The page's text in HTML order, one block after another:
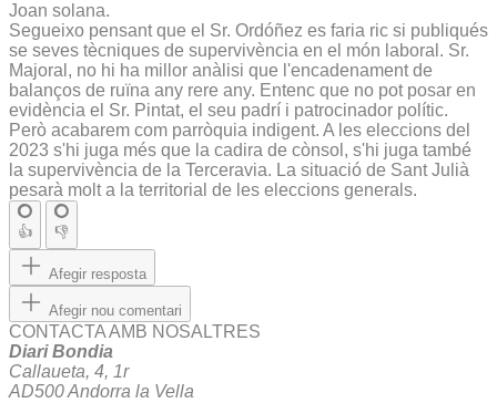
Joan solana.
Segueixo pensant que el Sr. Ordóñez es faria ric si publiqués
se seves tècniques de supervivència en el món laboral. Sr.
Majoral, no hi ha millor anàlisi que l'encadenament de
balanços de ruïna any rere any. Entenc que no pot posar en
evidència el Sr. Pintat, el seu padrí i patrocinador polític.
Però acabarem com parròquia indigent. A les eleccions del
2023 s'hi juga més que la cadira de cònsol, s'hi juga també
la supervivència de la Terceravia. La situació de Sant Julià
pesarà molt a la territorial de les eleccions generals.
👍 👎
Afegir resposta
Afegir nou comentari
CONTACTA AMB NOSALTRES
Diari Bondia
Callaueta, 4, 1r
AD500 Andorra la Vella